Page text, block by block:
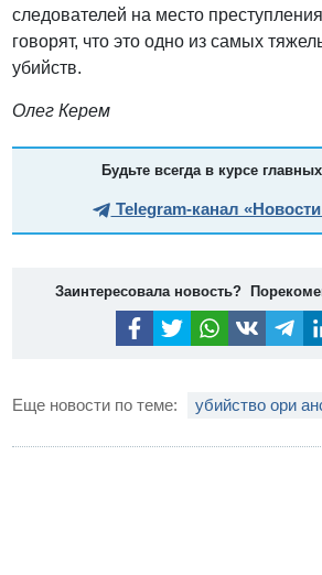
следователей на место
говорят, что это одно из самых
убийств.
Олег Керем
Будьте всегда в курсе
Telegram-канал
Заинтересовала новость?
Еще новости по теме: убийство ори